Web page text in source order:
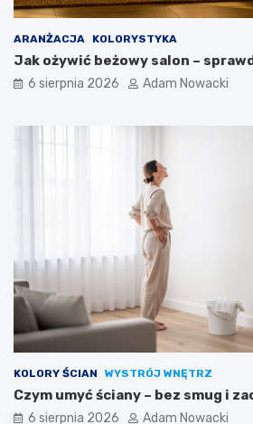
ARANŻACJA KOLORYSTYKA
Jak ożywić beżowy salon –
6 sierpnia 2026 Adam Nowacki
KOLORY ŚCIAN WYSTRÓJ WNĘTRZ
Czym umyć ściany – bez smug i
6 sierpnia 2026 Adam Nowacki